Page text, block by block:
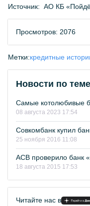
Источник: АО КБ
Просмотров: 2076
Метки:кредитные
Новости по теме
Самые котолюбивые
08 августа 2023 17:54
Совкомбанк купил
25 ноября 2016 11:08
АСВ проверило банк
18 августа 2015 17:53
Читайте нас в